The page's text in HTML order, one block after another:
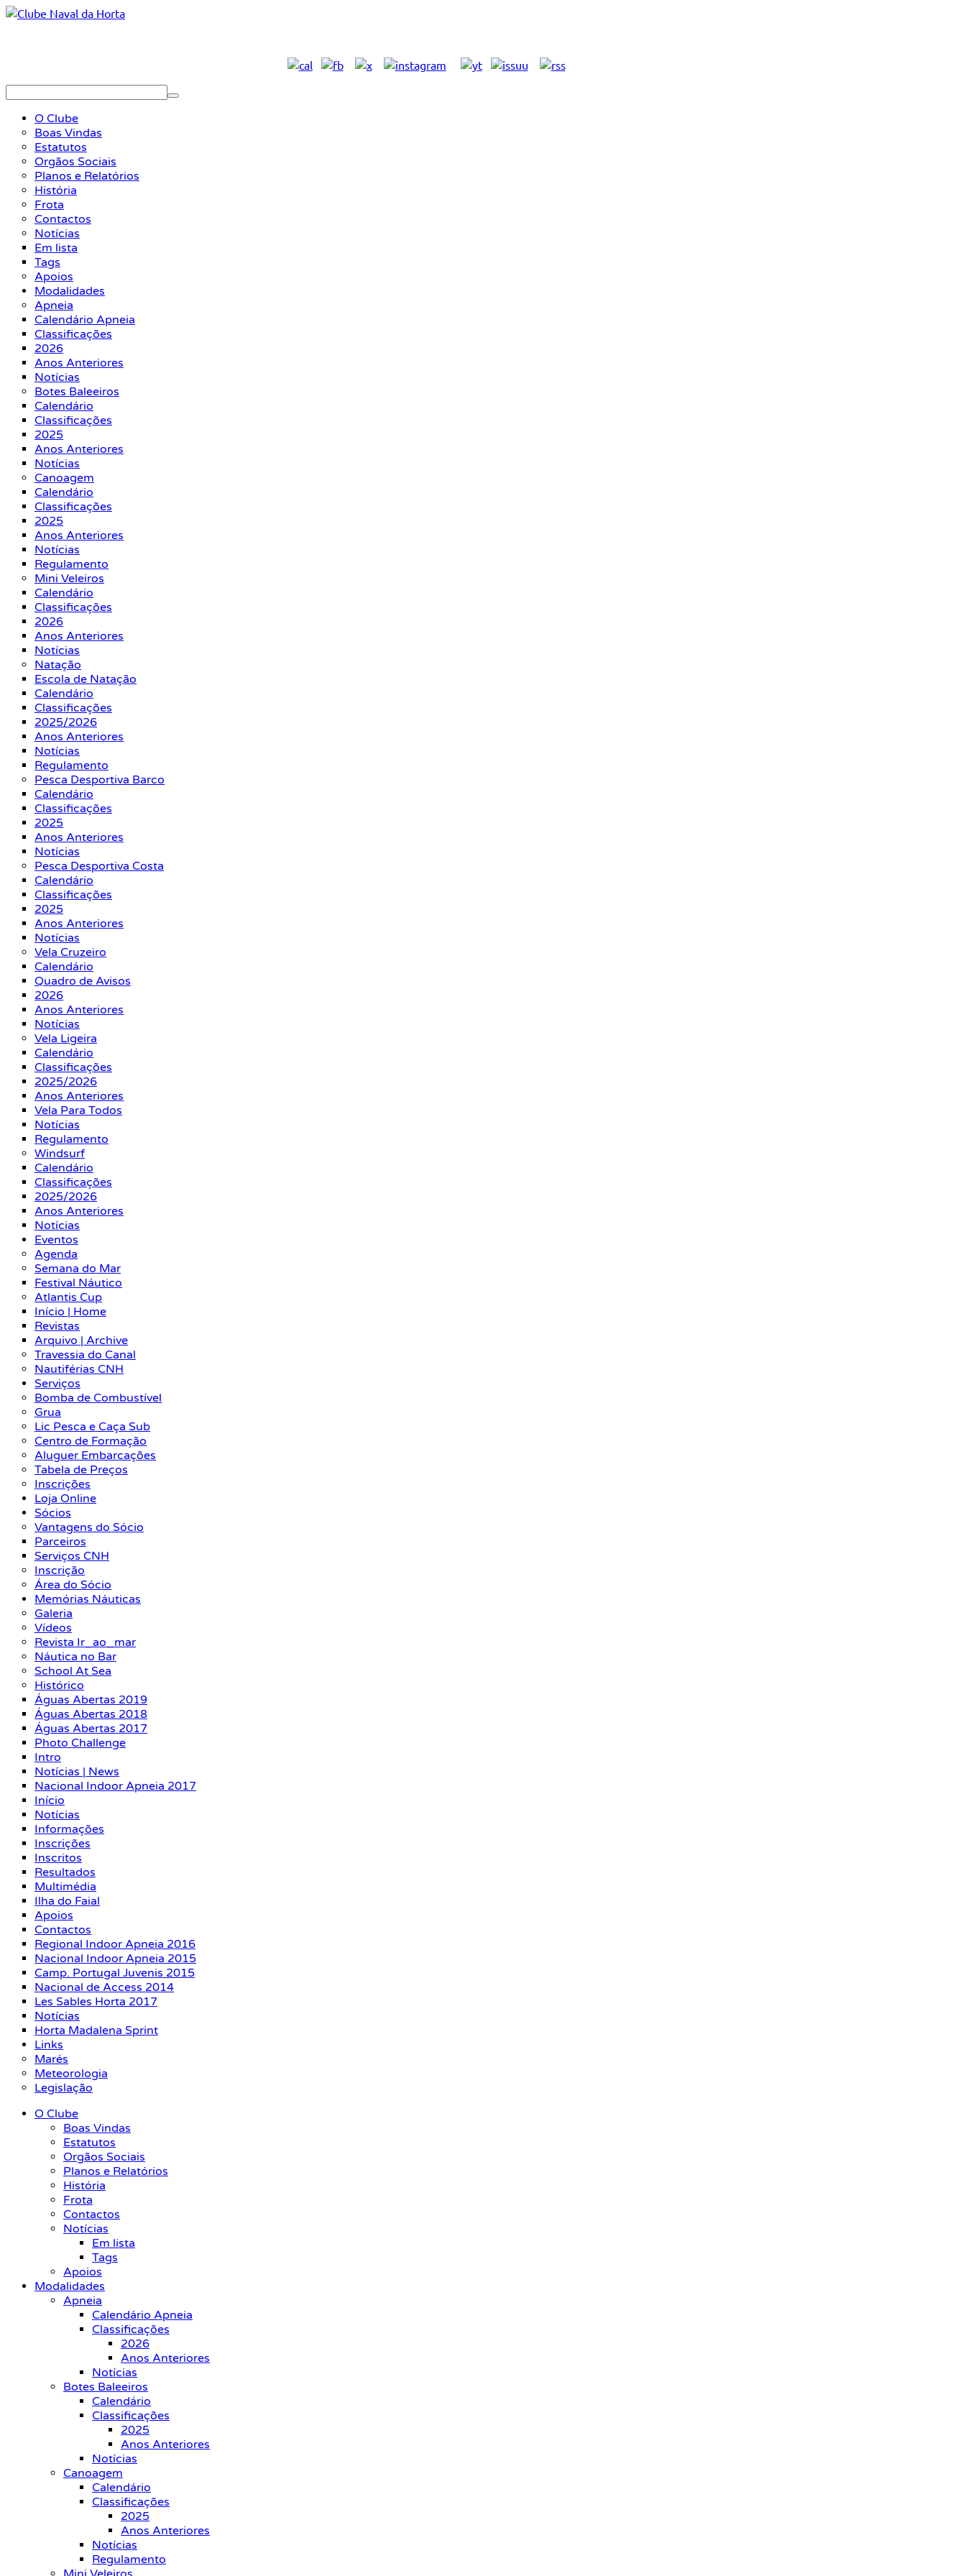
O Clube
Boas Vindas
Estatutos
Orgãos Sociais
Planos e Relatórios
História
Frota
Contactos
Notícias
Em lista
Tags
Apoios
Modalidades
Apneia
Calendário Apneia
Classificações
2026
Anos Anteriores
Notícias
Botes Baleeiros
Calendário
Classificações
2025
Anos Anteriores
Notícias
Canoagem
Calendário
Classificações
2025
Anos Anteriores
Notícias
Regulamento
Mini Veleiros
Calendário
Classificações
2026
Anos Anteriores
Notícias
Natação
Escola de Natação
Calendário
Classificações
2025/2026
Anos Anteriores
Notícias
Regulamento
Pesca Desportiva Barco
Calendário
Classificações
2025
Anos Anteriores
Notícias
Pesca Desportiva Costa
Calendário
Classificações
2025
Anos Anteriores
Notícias
Vela Cruzeiro
Calendário
Quadro de Avisos
2026
Anos Anteriores
Notícias
Vela Ligeira
Calendário
Classificações
2025/2026
Anos Anteriores
Vela Para Todos
Notícias
Regulamento
Windsurf
Calendário
Classificações
2025/2026
Anos Anteriores
Notícias
Eventos
Agenda
Semana do Mar
Festival Náutico
Atlantis Cup
Início | Home
Revistas
Arquivo | Archive
Travessia do Canal
Nautiférias CNH
Serviços
Bomba de Combustível
Grua
Lic Pesca e Caça Sub
Centro de Formação
Aluguer Embarcações
Tabela de Preços
Inscrições
Loja Online
Sócios
Vantagens do Sócio
Parceiros
Serviços CNH
Inscrição
Área do Sócio
Memórias Náuticas
Galeria
Vídeos
Revista Ir_ao_mar
Náutica no Bar
School At Sea
Histórico
Águas Abertas 2019
Águas Abertas 2018
Águas Abertas 2017
Photo Challenge
Intro
Notícias | News
Nacional Indoor Apneia 2017
Início
Notícias
Informações
Inscrições
Inscritos
Resultados
Multimédia
Ilha do Faial
Apoios
Contactos
Regional Indoor Apneia 2016
Nacional Indoor Apneia 2015
Camp. Portugal Juvenis 2015
Nacional de Access 2014
Les Sables Horta 2017
Notícias
Horta Madalena Sprint
Links
Marés
Meteorologia
Legislação
O Clube
Boas Vindas
Estatutos
Orgãos Sociais
Planos e Relatórios
História
Frota
Contactos
Notícias
Em lista
Tags
Apoios
Modalidades
Apneia
Calendário Apneia
Classificações
2026
Anos Anteriores
Notícias
Botes Baleeiros
Calendário
Classificações
2025
Anos Anteriores
Notícias
Canoagem
Calendário
Classificações
2025
Anos Anteriores
Notícias
Regulamento